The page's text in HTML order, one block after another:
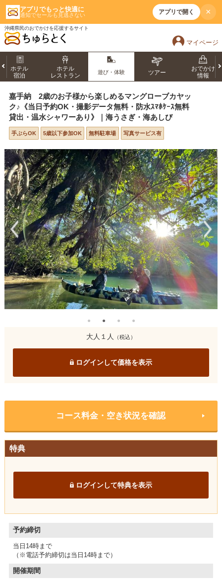
アプリでもっと快適に
通知でセールも見逃さない アプリで開く ×
沖縄県民のおでかけを応援するサイト
マイページ
ホテル
宿泊
ホテル
レストラン
遊び・体験 ツアー
おでかけ
情報
嘉手納 2歳のお子様から楽しめるマングローブカヤッ
ク♪《当日予約OK・撮影データ無料・防水ｽﾏﾎｹｰｽ無料
貸出・温水シャワーあり》｜海うさぎ・海あしび
手ぶらOK 5歳以下参加OK 無料駐車場 写真サービス有
大人１人 （税込）
ログインして価格を表示
コース料金・空き状況を確認
特典
ログインして特典を表示
予約締切
当日14時まで
（※電話予約締切は当日14時まで）
開催期間